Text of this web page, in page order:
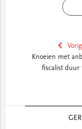
Knoeien met
fiscalist duur